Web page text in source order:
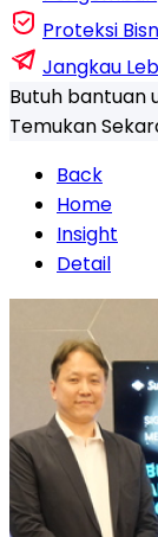
Proteksi
Jangkau
Butuh bantuan
Temukan
Back
Home
Insight
Detail